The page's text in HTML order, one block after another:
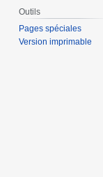
Outils
Pages spéciales
Version imprimable